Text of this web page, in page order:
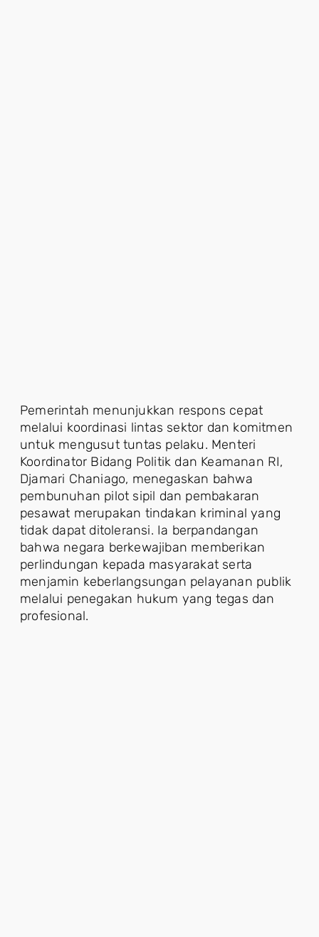
Pemerintah menunjukkan respons cepat
melalui koordinasi lintas sektor dan komitmen
untuk mengusut tuntas pelaku. Menteri
Koordinator Bidang Politik dan Keamanan RI,
Djamari Chaniago, menegaskan bahwa
pembunuhan pilot sipil dan pembakaran
pesawat merupakan tindakan kriminal yang
tidak dapat ditoleransi. Ia berpandangan
bahwa negara berkewajiban memberikan
perlindungan kepada masyarakat serta
menjamin keberlangsungan pelayanan publik
melalui penegakan hukum yang tegas dan
profesional.